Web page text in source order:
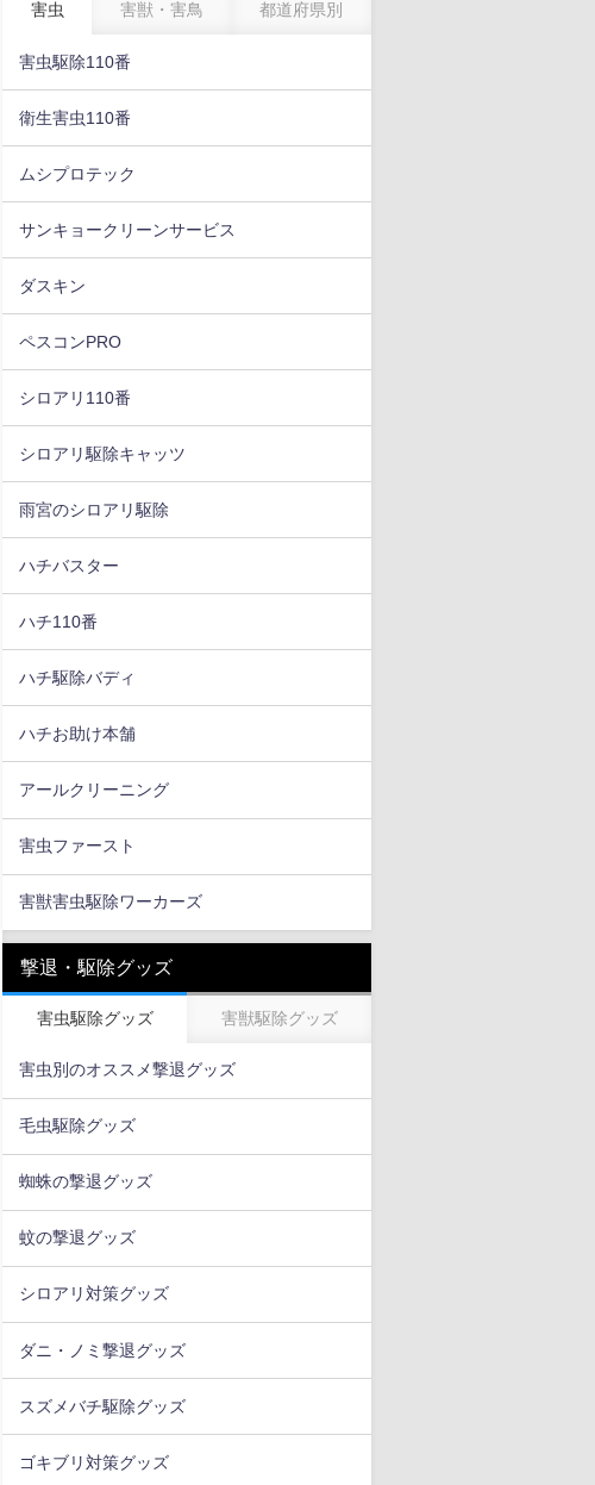
害虫 害獣・害鳥 都道府県別
害虫駆除110番
衛生害虫110番
ムシプロテック
サンキョークリーンサービス
ダスキン
ペスコンPRO
シロアリ110番
シロアリ駆除キャッツ
雨宮のシロアリ駆除
ハチバスター
ハチ110番
ハチ駆除バディ
ハチお助け本舗
アールクリーニング
害虫ファースト
害獣害虫駆除ワーカーズ
撃退・駆除グッズ
害虫駆除グッズ 害獣駆除グッズ
害虫別のオススメ撃退グッズ
毛虫駆除グッズ
蜘蛛の撃退グッズ
蚊の撃退グッズ
シロアリ対策グッズ
ダニ・ノミ撃退グッズ
スズメバチ駆除グッズ
ゴキブリ対策グッズ